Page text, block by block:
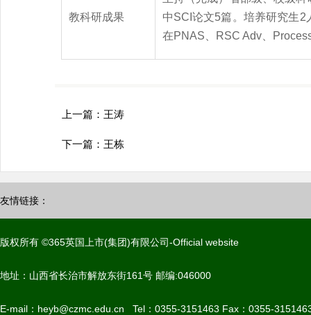
教科研成果
中SCI论文5篇。培养研究生
在PNAS、RSC Adv、
上一篇： 王涛
下一篇： 王栋
友情链接：
版权所有 ©365英国上市(集团)有限公司-Official website
地址：山西省长治市解放东街161号 邮编:046000
E-mail：heyb@czmc.edu.cn Tel：0355-3151463 Fax：0355-